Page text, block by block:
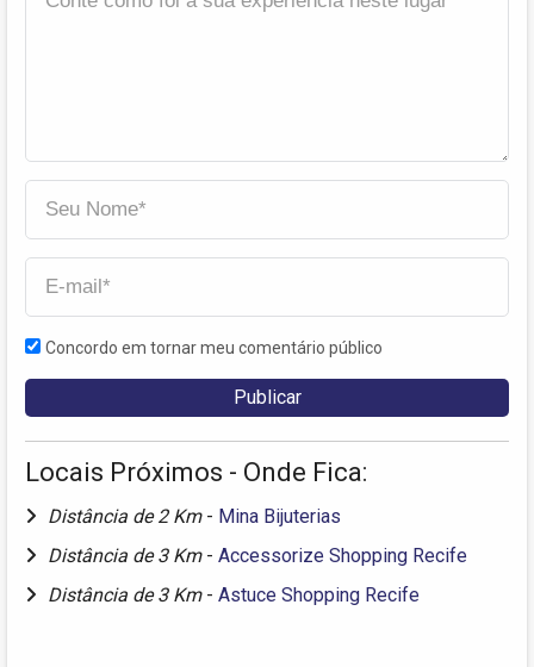
Concordo em tornar meu comentário público
Locais Próximos - Onde Fica:
Distância de 2 Km - Mina Bijuterias
Distância de 3 Km - Accessorize Shopping Recife
Distância de 3 Km - Astuce Shopping Recife